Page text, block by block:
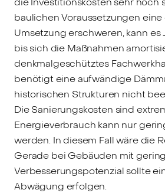
baulichen Voraussetzungen
Umsetzung erschweren, kann es
bis sich die Maßnahmen
denkmalgeschütztes
benötigt eine aufwändige
historischen Strukturen nicht
Die Sanierungskosten sind
Energieverbrauch kann nur
werden. In diesem Fall wäre die
Gerade bei Gebäuden mit
Verbesserungspotenzial sollte
Abwägung erfolgen.